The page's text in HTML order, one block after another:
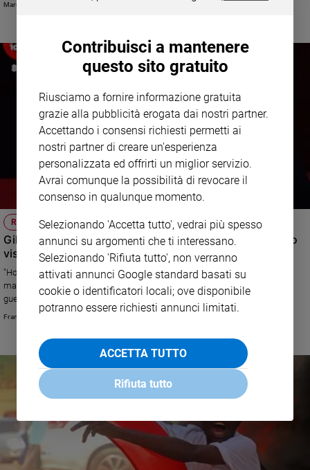
Marco Staffolani
RADIO RTL 102.5
Giletti ritorna dalla Guerra e lo racconta a RTL 102.5: "Ho
visto ragazzi morti portati via dalle macerie"
"Ho visto città distrutte, ragazzi morti che venivano portati via dalle
macerie": il racconto di Giletti in radiovisione su RTL 102.5 al ritorno dalla
guerra
Francesco Fredella
Contribuisci a mantenere
questo sito gratuito
Riusciamo a fornire informazione gratuita
grazie alla pubblicità erogata dai nostri partner.
Accettando i consensi richiesti permetti ai
nostri partner di creare un'esperienza
personalizzata ed offrirti un miglior servizio.
Avrai comunque la possibilità di revocare il
consenso in qualunque momento.
Selezionando 'Accetta tutto', vedrai più spesso
annunci su argomenti che ti interessano.
Selezionando 'Rifiuta tutto', non verranno
attivati annunci Google standard basati su
cookie o identificatori locali; ove disponibile
potranno essere richiesti annunci limitati.
ACCETTA TUTTO
Rifiuta tutto